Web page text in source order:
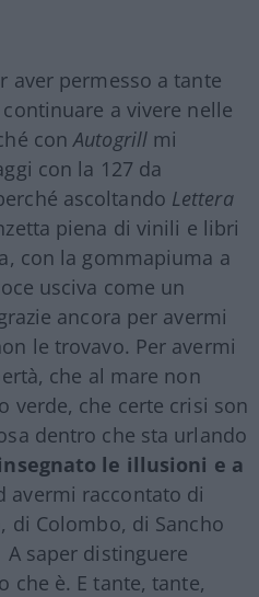
aver permesso a tante
a vivere nelle
conAutogrill mi
con la 127 da
ascoltando Lettera
piena di vinili e libri
con la gommapiuma a
usciva come un
ancora per avermi
le trovavo. Per avermi
che al mare non
verde, che certe crisi son
dentro che sta urlando
le illusioni e a
avermi raccontato di
di Colombo, di Sancho
saper distinguere
che è. E tante, tante,